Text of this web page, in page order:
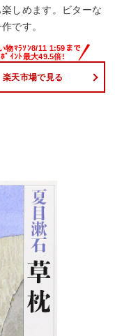
しめます。ビターな
です。
楽天市場で見る